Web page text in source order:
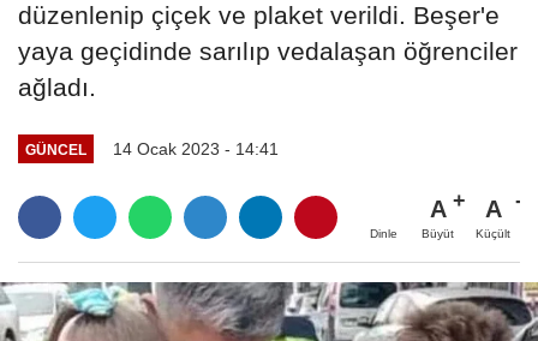
düzenlenip çiçek ve plaket verildi. Beşer'e
yaya geçidinde sarılıp vedalaşan öğrenciler
ağladı.
GÜNCEL 14 Ocak 2023 - 14:41
Dinle
A
Büyüt
A
Küçült